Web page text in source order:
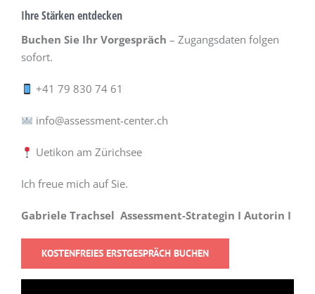
Ihre Stärken entdecken
Buchen Sie Ihr Vorgespräch – Zugangsdaten folgen
sofort.
+41 79 830 74 61
info@assessment-center.ch
Uetikon am Zürichsee
Ich freue mich auf Sie.
Gabriele Trachsel Assessment-Strategin I Autorin I
KOSTENFREIES ERSTGESPRÄCH BUCHEN